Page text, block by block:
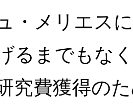
・メリエス
るまでもな
究費獲得の